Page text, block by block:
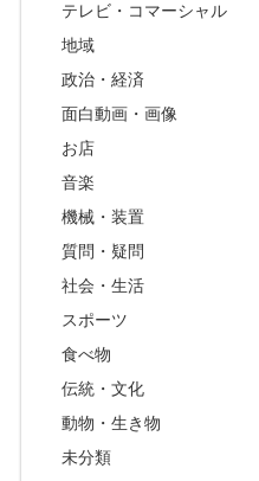
テレビ・コマーシャル
地域
政治・経済
面白動画・画像
お店
音楽
機械・装置
質問・疑問
社会・生活
スポーツ
食べ物
伝統・文化
動物・生き物
未分類